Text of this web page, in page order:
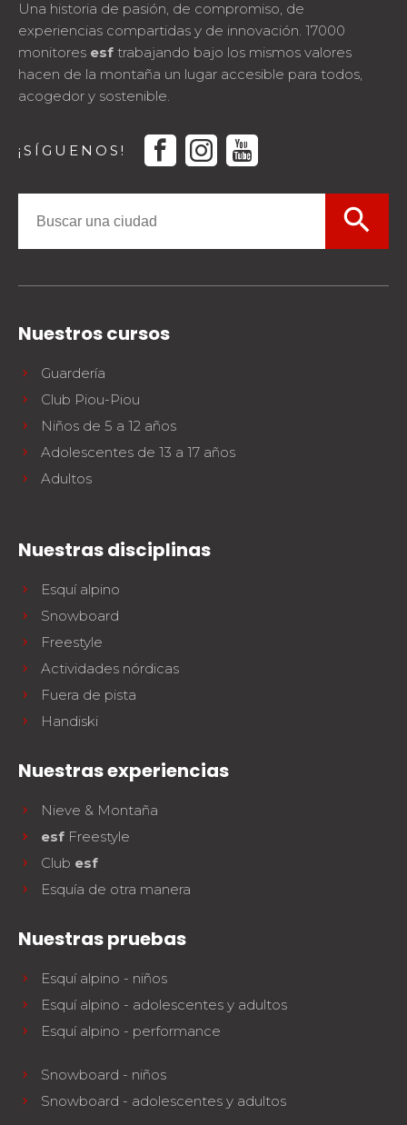
Una historia de pasión, de compromiso, de
experiencias compartidas y de innovación. 17000
monitores esf trabajando bajo los mismos valores
hacen de la montaña un lugar accesible para todos,
acogedor y sostenible.
¡SÍGUENOS! facebook instagram youtube
search
Nuestros cursos
Guardería
Club Piou-Piou
Niños de 5 a 12 años
Adolescentes de 13 a 17 años
Adultos
Nuestras disciplinas
Esquí alpino
Snowboard
Freestyle
Actividades nórdicas
Fuera de pista
Handiski
Nuestras experiencias
Nieve & Montaña
esf Freestyle
Club esf
Esquía de otra manera
Nuestras pruebas
Esquí alpino - niños
Esquí alpino - adolescentes y adultos
Esquí alpino - performance
Snowboard - niños
Snowboard - adolescentes y adultos